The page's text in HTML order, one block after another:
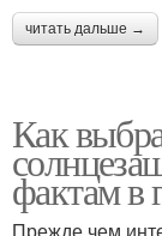
читать дальше →
Как
фактам в